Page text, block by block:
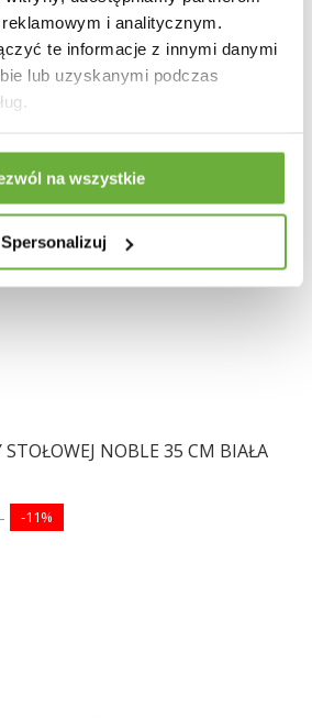
i analitycznym.
te informacje z innymi danymi
lub uzyskanymi podczas
na wszystkie
Spersonalizuj
NOBLE 35 CM BIAŁA
-11%